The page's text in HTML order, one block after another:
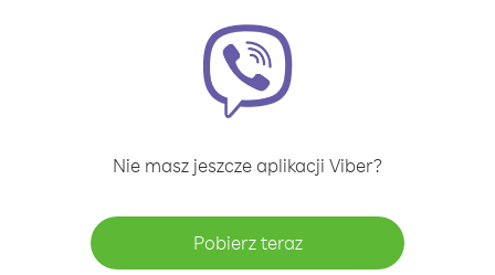
Nie masz jeszcze aplikacji Viber?
Pobierz teraz